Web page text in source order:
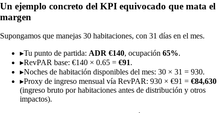
Un ejemplo concreto del KPI equivocado que mata el
margen
Supongamos que manejas 30 habitaciones, con 31 días en el mes.
▸Tu punto de partida: ADR €140, ocupación 65%.
▸RevPAR base: €140 × 0.65 = €91.
▸Noches de habitación disponibles del mes: 30 × 31 = 930.
▸Proxy de ingreso mensual vía RevPAR: 930 × €91 = €84,630
(ingreso bruto por habitaciones antes de distribución y otros
impactos).